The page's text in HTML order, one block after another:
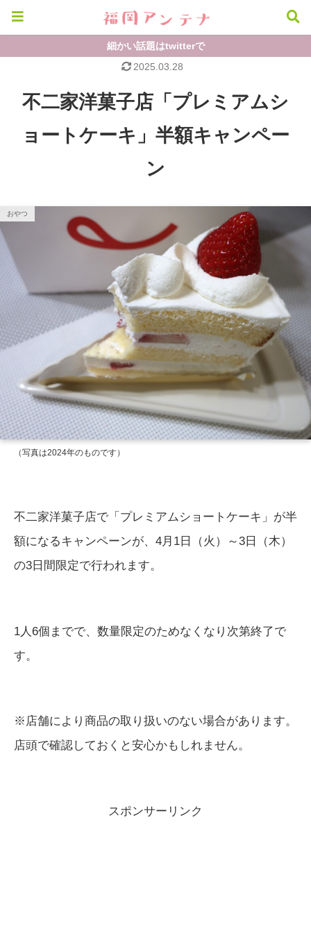
細かい話題はtwitterで
不二家洋菓子店「プレミアムシ
ョートケーキ」半額キャンペー
ン
おやつ
2025.03.28
（写真は2024年のものです）
不二家洋菓子店で「プレミアムショートケーキ」が半
額になるキャンペーンが、4月1日（火）～3日（木）
の3日間限定で行われます。
1人6個までで、数量限定のためなくなり次第終了で
す。
※店舗により商品の取り扱いのない場合があります。
店頭で確認しておくと安心かもしれません。
スポンサーリンク